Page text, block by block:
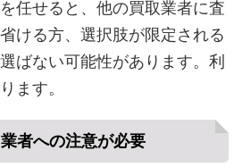
任せると、他の買取業者に査
ける方、選択肢が限定される
ばない可能性があります。利
ます。
者への注意が必要